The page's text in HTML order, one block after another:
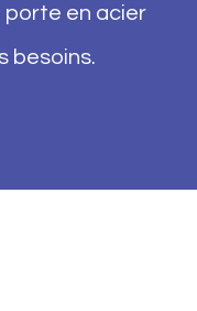
porte en acier
besoins.